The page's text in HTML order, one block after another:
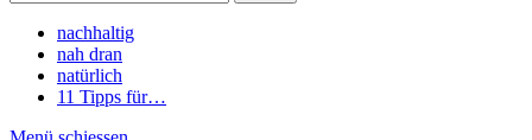
nachhaltig
nah dran
natürlich
11 Tipps für…